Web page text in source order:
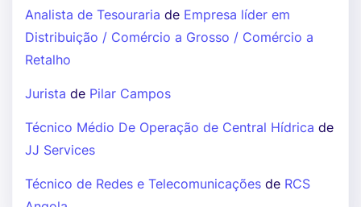
Analista de Tesouraria de Empresa líder em
Distribuição / Comércio a Grosso / Comércio a
Retalho
Jurista de Pilar Campos
Técnico Médio De Operação de Central Hídrica de
JJ Services
Técnico de Redes e Telecomunicações de RCS